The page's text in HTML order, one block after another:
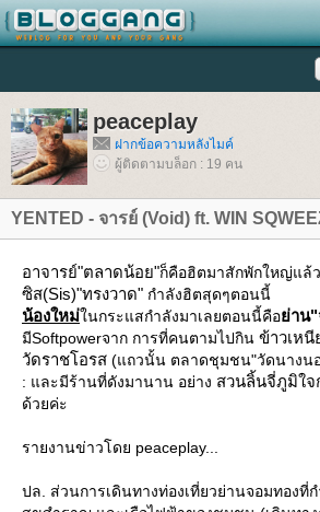
peaceplay
ฝากข้อความหลังไมค์
ผู้ติดตามบล็อก : 19 คน
YENTED - จารย์ (Void) ft. WIN
อาจารย์"ตลาดน้อย"ก็คือฮิตมาสักพักใหญ่แล้ว
ซิส(Sis)"ทรงวาด" กำลังฮิตสุดๆตอนนี้
น้องใหม่นกระแสกำลังมาเลยตอนนี้คือาน"
มีSoftpowerจาก การที่คนตามไปกิน ข้าวเห
วัดราชโอรส (แถวนั้น ตลาดชุมชน"วัดนางนอ
: และมีร้านที่ดังมานาน อย่าง สวนลิ้นจี่ภูมิใจ
ด้วยค่ะ
รายงานข่าวโดย peaceplay...
ปล. ส่วนการเดินทางท่องเที่ยวย่านจอมทองที่